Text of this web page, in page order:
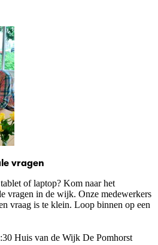
vragen
of laptop? Kom naar het
vragen in de wijk. Onze medewerkers
vraag is te klein. Loop binnen op een
Huis van de Wijk De Pomhorst